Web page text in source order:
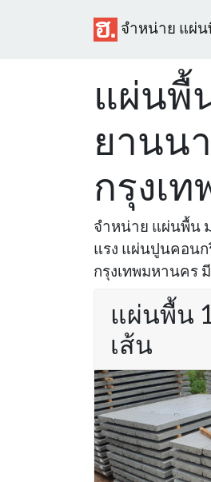
จำหน่าย แผ่
แผ่นพื้
ยานน
กรุงเ
จำหน่าย แผ่นพื้น
แรง แผ่นปูนคอน
กรุงเทพมหานคร
แผ่นพื้น
เส้น